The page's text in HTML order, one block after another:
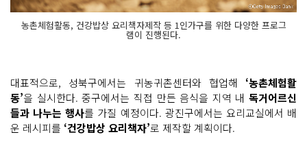
농촌체험활동, 건강밥상 요리책자제작 등 1인가구를 위한 다양한 프로그
램이 진행된다.
대표적으로, 성북구에서는 귀농귀촌센터와 협업해 ‘농촌체험활
동’을 실시한다. 중구에서는 직접 만든 음식을 지역 내 독거어르신
들과 나누는 행사를 가질 예정이다. 광진구에서는 요리교실에서 배
운 레시피를 ‘건강밥상 요리책자’로 제작할 계획이다.